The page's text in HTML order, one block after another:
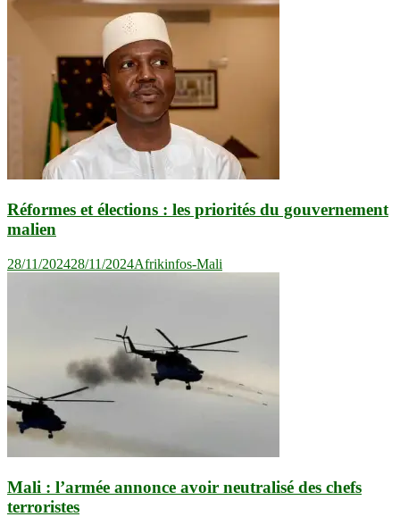
l’article
Réformes et élections : les priorités du gouvernement
malien
28/11/202428/11/2024Afrikinfos-Mali
Mali : l’armée annonce avoir neutralisé des chefs
terroristes